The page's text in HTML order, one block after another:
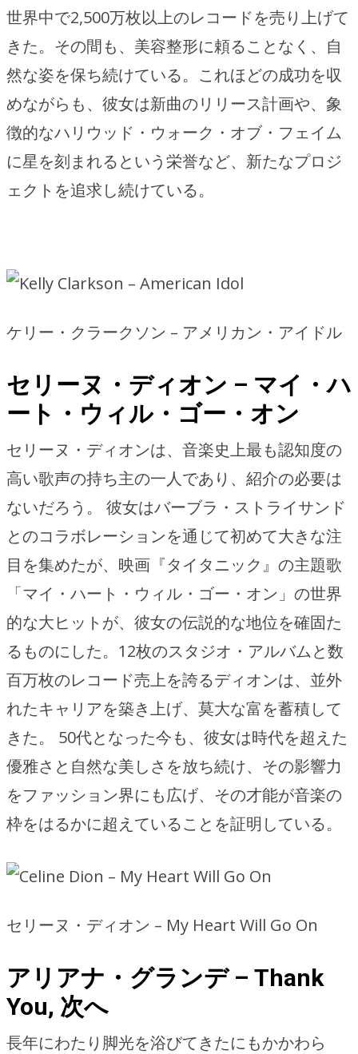
世界中で2,500万枚以上のレコードを売り上げて
きた。その間も、美容整形に頼ることなく、自
然な姿を保ち続けている。これほどの成功を収
めながらも、彼女は新曲のリリース計画や、象
徴的なハリウッド・ウォーク・オブ・フェイム
に星を刻まれるという栄誉など、新たなプロジ
ェクトを追求し続けている。
ケリー・クラークソン – アメリカン・アイドル
セリーヌ・ディオン – マイ・ハ
ート・ウィル・ゴー・オン
セリーヌ・ディオンは、音楽史上最も認知度の
高い歌声の持ち主の一人であり、紹介の必要は
ないだろう。 彼女はバーブラ・ストライサンド
とのコラボレーションを通じて初めて大きな注
目を集めたが、映画『タイタニック』の主題歌
「マイ・ハート・ウィル・ゴー・オン」の世界
的な大ヒットが、彼女の伝説的な地位を確固た
るものにした。12枚のスタジオ・アルバムと数
百万枚のレコード売上を誇るディオンは、並外
れたキャリアを築き上げ、莫大な富を蓄積して
きた。 50代となった今も、彼女は時代を超えた
優雅さと自然な美しさを放ち続け、その影響力
をファッション界にも広げ、その才能が音楽の
枠をはるかに超えていることを証明している。
セリーヌ・ディオン – My Heart Will Go On
アリアナ・グランデ – Thank
You, 次へ
長年にわたり脚光を浴びてきたにもかかわら